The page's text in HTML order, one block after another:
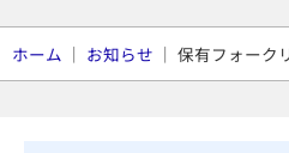
ホーム ｜ お知らせ ｜ 保有フォーク